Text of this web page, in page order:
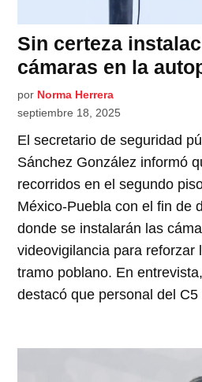
Sin certeza
cámaras en la
por Norma Herrera
septiembre 18, 2025
El secretario de seguridad
Sánchez González informó
recorridos en el segundo
México-Puebla con el fin de
donde se instalarán las
videovigilancia para reforzar
tramo poblano. En
destacó que personal del